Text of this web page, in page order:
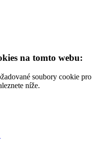
na tomto webu:
soubory cookie pro
níže.